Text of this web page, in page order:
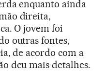
enquanto ainda
direita,
O jovem foi
outras fontes,
de acordo com a
deu mais detalhes.